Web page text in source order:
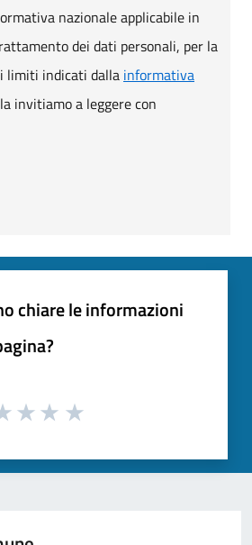
nazionale applicabile in
dei dati personali, per la
limiti indicati dalla informativa
invitiamo a leggere con
chiare le informazioni